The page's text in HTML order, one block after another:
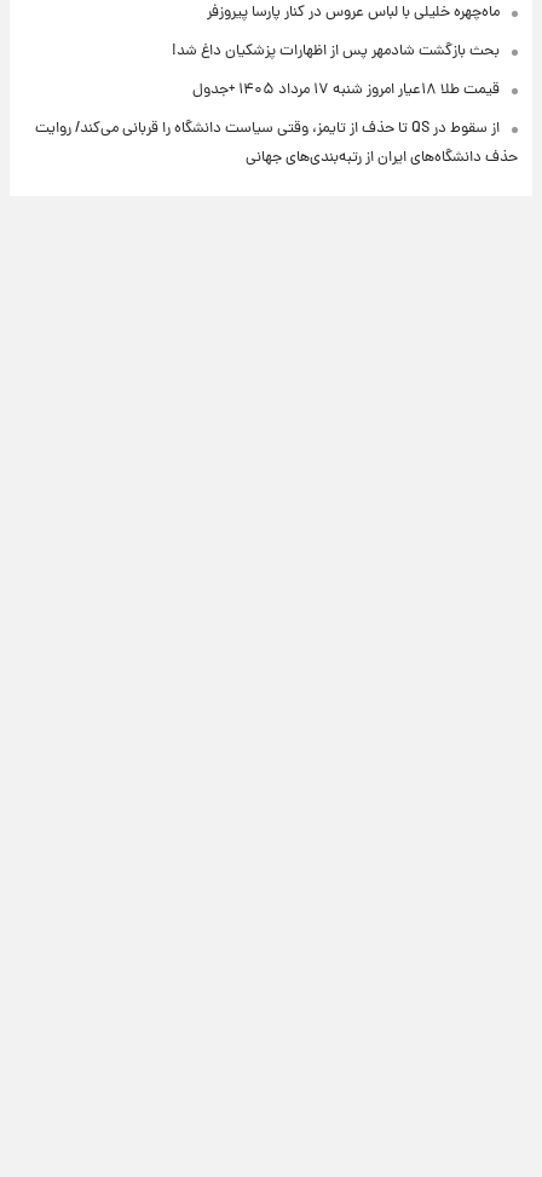
ماه‌چهره خلیلی با لباس عروس در کنار پارسا پیروزفر
بحث بازگشت شادمهر پس از اظهارات پزشکیان داغ شد!
قیمت طلا ۱۸عیار امروز شنبه ۱۷ مرداد ۱۴۰۵ +جدول
از سقوط در QS تا حذف از تایمز، وقتی سیاست دانشگاه را قربانی می‌کند/ روایت
حذف دانشگاه‌های ایران از رتبه‌بندی‌های جهانی